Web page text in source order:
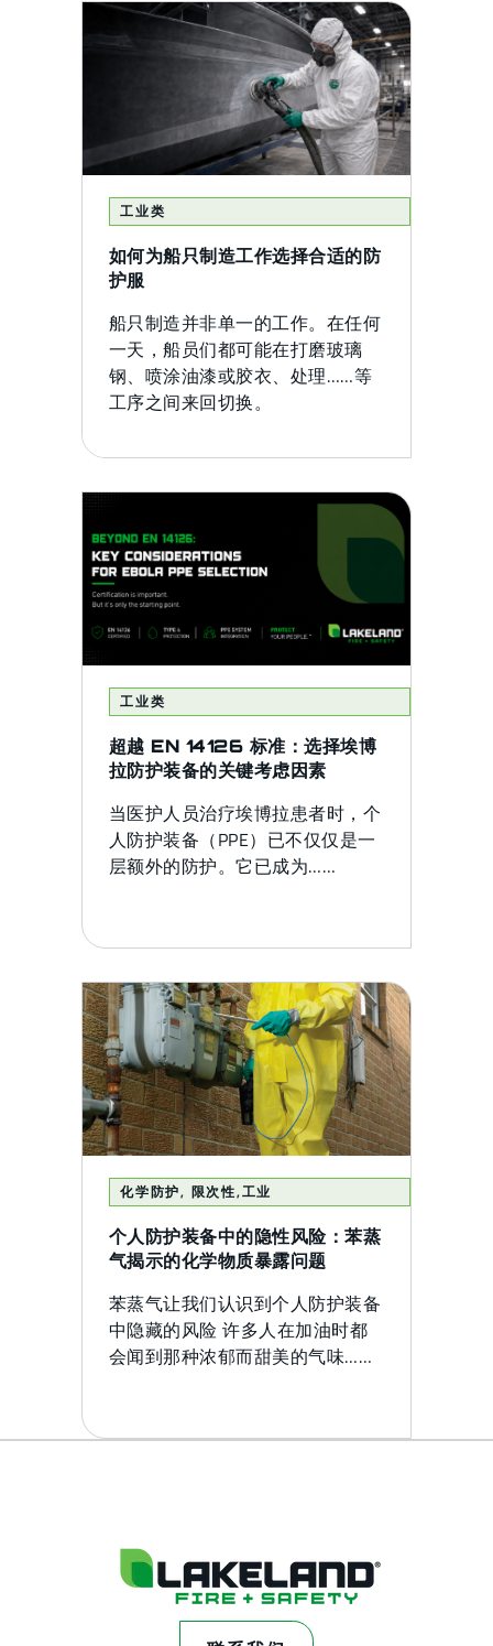
工业类
如何为船只制造工作选择合适的防
护服
船只制造并非单一的工作。在任何
一天，船员们都可能在打磨玻璃
钢、喷涂油漆或胶衣、处理……等
工序之间来回切换。
工业类
超越 EN 14126 标准：选择埃博
拉防护装备的关键考虑因素
当医护人员治疗埃博拉患者时，个
人防护装备（PPE）已不仅仅是一
层额外的防护。它已成为……
化学防护, 限次性,工业
个人防护装备中的隐性风险：苯蒸
气揭示的化学物质暴露问题
苯蒸气让我们认识到个人防护装备
中隐藏的风险 许多人在加油时都
会闻到那种浓郁而甜美的气味……